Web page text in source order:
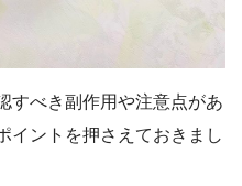
すべき副作用や注意点があ
イントを押さえておきまし